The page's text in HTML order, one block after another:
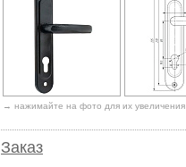
→ нажимайте на фото для их увеличения
Заказ